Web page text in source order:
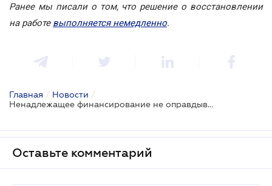
Ранее мы писали о том, что решение о восстановлении
на работе выполняется немедленно.
Главная / Новости /
Ненадлежащее финансирование не оправдывает нарушение исполнителем установленных сроков
Оставьте комментарий